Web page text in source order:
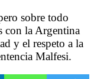
sobre todo
con la Argentina
y el respeto a la
Malfesi.